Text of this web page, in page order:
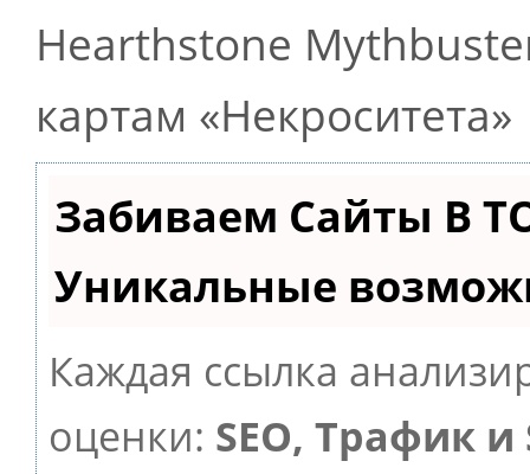
Hearthstone
картам «Некроситета»
Забиваем Сайты В
Уникальные
Каждая ссылка
оценки: SEO, Трафик и